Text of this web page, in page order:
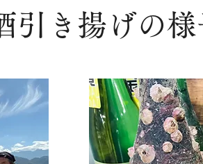
引き揚げの様